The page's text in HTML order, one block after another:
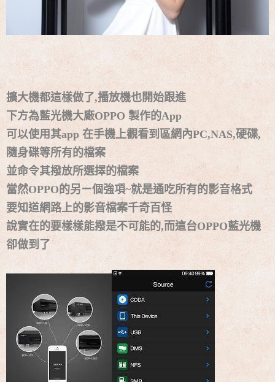
擴大機都這樣做了,播放機也開始跟進
下方為藍光機大廠OPPO 製作的App
可以使用其app 在手機上觀看到區網內PC,NAS,硬碟,
隨身碟等所有的檔案
並命令其撥放所選擇的檔案
當然OPPO的另ㄧ個強項~就是通吃所有的影音格式
要知道網路上的影音檔案千奇百怪
說實在的要樣樣能撥是不可能的,而這台OPPO藍光機
卻做到了